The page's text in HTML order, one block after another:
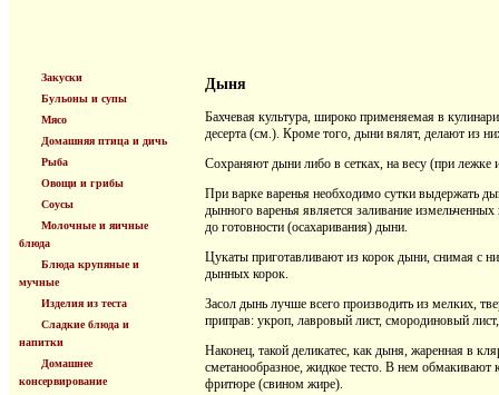
Закуски
Бульоны и супы
Мясо
Домашняя птица и дичь
Рыба
Овощи и грибы
Соусы
Молочные и яичные
блюда
Блюда крупяные и
мучные
Изделия из теста
Сладкие блюда и
напитки
Домашнее
консервирование
Дыня
Бахчевая культура, широко применяемая в
десерта (см.). Кроме того, дыни вялят, делают из
Сохраняют дыни либо в сетках, на весу (при
При варке варенья необходимо сутки выдержать
дынного варенья является заливание
до готовности (осахаривания) дыни.
Цукаты приготавливают из корок дыни, снимая с
дынных корок.
Засол дынь лучше всего производить из мелких,
приправ: укроп, лавровый лист, смородиновый
Наконец, такой деликатес, как дыня, жаренная в
сметанообразное, жидкое тесто. В нем
фритюре (свином жире).